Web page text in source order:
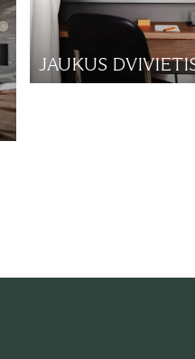
JAUKUS